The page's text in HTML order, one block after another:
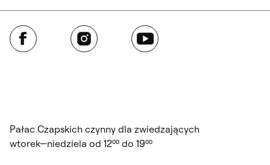
Facebook Instagram YouTube
Pałac Czapskich czynny dla zwiedzających
wtorek—niedziela od 12⁰⁰ do 19⁰⁰